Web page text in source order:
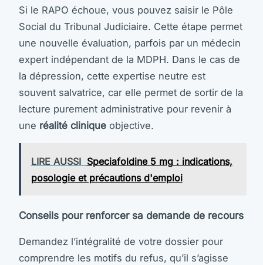
Si le RAPO échoue, vous pouvez saisir le Pôle
Social du Tribunal Judiciaire. Cette étape permet
une nouvelle évaluation, parfois par un médecin
expert indépendant de la MDPH. Dans le cas de
la dépression, cette expertise neutre est
souvent salvatrice, car elle permet de sortir de la
lecture purement administrative pour revenir à
une réalité clinique objective.
LIRE AUSSI Speciafoldine 5 mg : indications,
posologie et précautions d'emploi
Conseils pour renforcer sa demande de recours
Demandez l’intégralité de votre dossier pour
comprendre les motifs du refus, qu’il s’agisse